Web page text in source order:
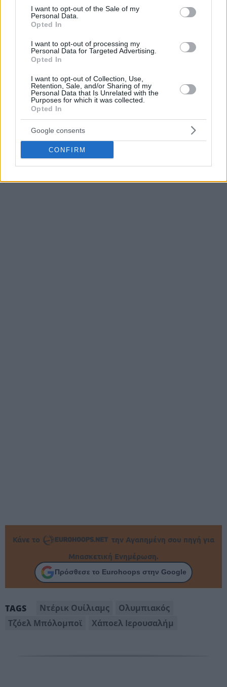
consent section.
I want to opt-out of the Sale of my
Personal Data.
Opted In
I want to opt-out of processing my
Personal Data for Targeted Advertising.
Opted In
I want to opt-out of Collection, Use,
Retention, Sale, and/or Sharing of my
Personal Data that Is Unrelated with the
Purposes for which it was collected.
Opted In
Google consents
CONFIRM
αναζητάει τον επόμενο σταθμό της καριέρας του έπειτα
από πέντε χρόνια στην Ευρωλίγκα (τέσσερα στηνΤΣΣΚΑ
Η Χάποελ έχει νέο ιδιοκτήτη και έχει αποφασίσει να
επενδύσει πολλά χρήματα ώστε να ανέβει επίπεδο και να
κατακτήσει το πρωτάθλημα στο Ισραήλ και το BCL, όπου
έφτασε ως τον τελικό τη σεζόν 2022-23.
Η ισραηλινή ομάδα έχει ανανεώσει με τον Ζακ Χάνκινς στο
“πέντε”, ο οποίος έκανε πολύ καλή σεζόν, αλλά θέλει και
τον Μπολομπόι για να γίνει παντοδύναμη κοντά στα
καλάθια.
Δείτε τα τελευταία νέα
Κάνε το
την Αγαπημένη σου πηγή για
Μπασκετική Ενημέρωση.
Πρόσθεσε το Eurohoops στην Google
TAGS Ντέρικ Ουίλιαμς
Ολυμπιακός
Τζόελ Μπόλομποϊ
Χάποελ Ιερουσαλήμ